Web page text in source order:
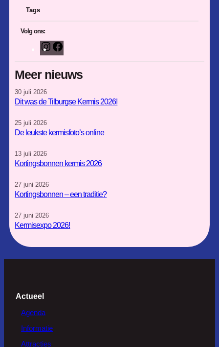
Tags
Volg ons:
I
n
s
t
g
a
e
o
k
Meer nieuws
30 juli 2026
Dit was de Tilburgse Kermis 2026!
25 juli 2026
De leukste kermisfoto’s online
13 juli 2026
Kortingsbonnen kermis 2026
27 juni 2026
Kortingsbonnen – een traditie?
27 juni 2026
Kermisexpo 2026!
Actueel
Agenda
Informatie
Attracties